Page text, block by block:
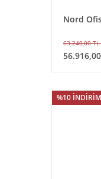
Nord
63.240,00 TL
%10 İNDİRİM